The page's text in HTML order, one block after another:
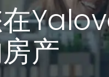
产